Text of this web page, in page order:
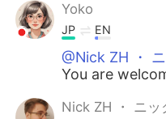
Yoko
JP EN
@Nick ZH ・
You are
Nick ZH ・ ニッ